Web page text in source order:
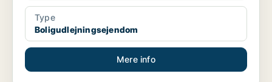
Type
Boligudlejningsejendom
Mere info